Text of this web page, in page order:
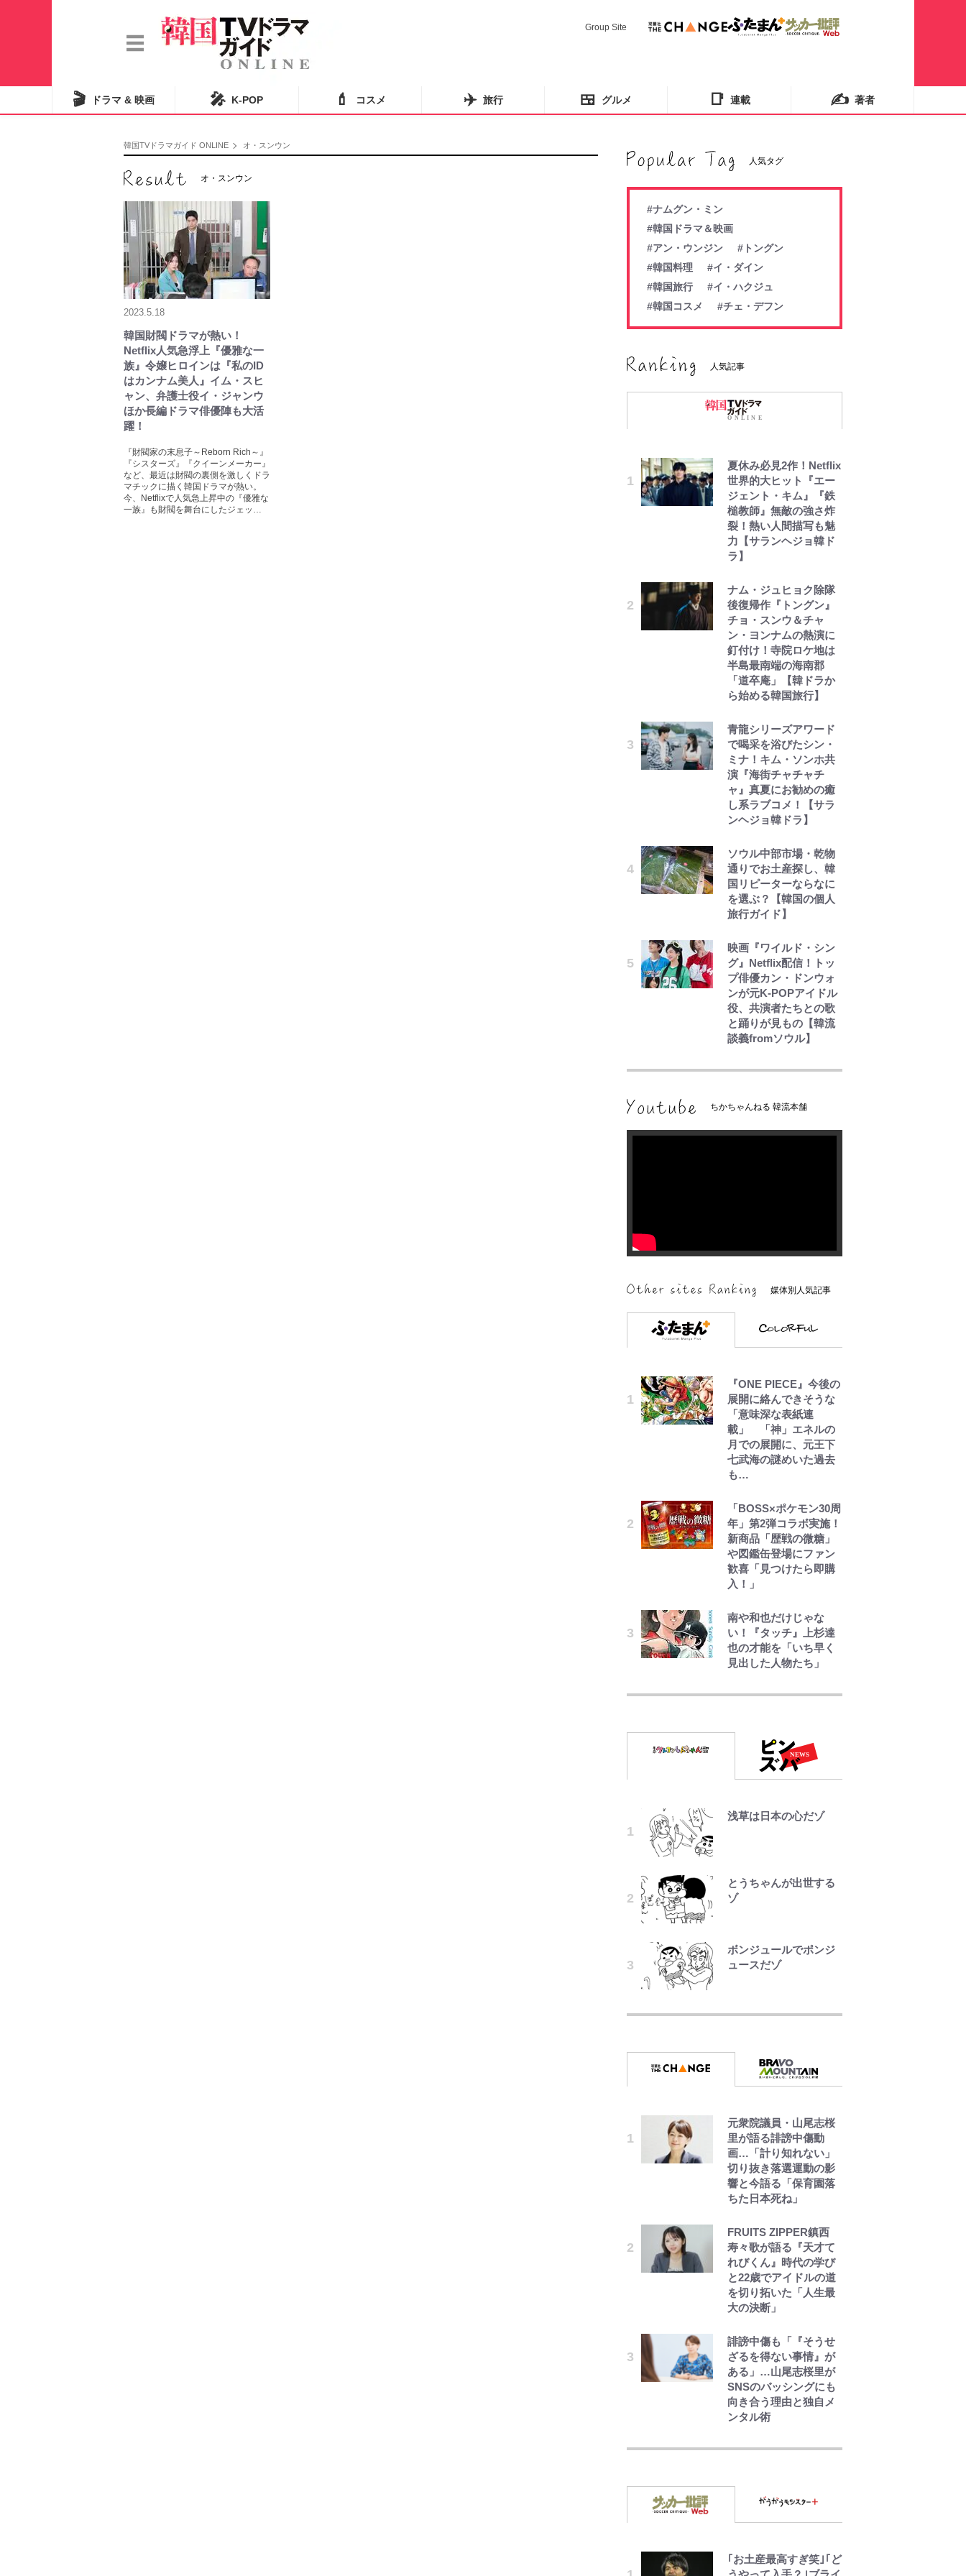
Group Site
🎬 ドラマ & 映画 🎤 K-POP 💄 コスメ ✈️ 旅行 🍱 グルメ 📑 連載 ✍️ 著者
韓国TVドラマガイド ONLINE オ・スンウン
オ・スンウン
2023.5.18
韓国財閥ドラマが熱い！
Netflix人気急浮上『優雅な一
族』令嬢ヒロインは『私のID
はカンナム美人』イム・スヒ
ャン、弁護士役イ・ジャンウ
ほか長編ドラマ俳優陣も大活
躍！
『財閥家の末息子～Reborn Rich～』
『シスターズ』『クイーンメーカー』
など、最近は財閥の裏側を激しくドラ
マチックに描く韓国ドラマが熱い。
今、Netflixで人気急上昇中の『優雅な
一族』も財閥を舞台にしたジェッ…
人気タグ
#ナムグン・ミン
#韓国ドラマ＆映画
#アン・ウンジン
#トングン
#韓国料理
#イ・ダイン
#韓国旅行
#イ・ハクジュ
#韓国コスメ
#チェ・デフン
人気記事
夏休み必見2作！Netflix
世界的大ヒット『エー
ジェント・キム』『鉄
槌教師』無敵の強さ炸
裂！熱い人間描写も魅
力【サランヘジョ韓ド
ラ】
ナム・ジュヒョク除隊
後復帰作『トングン』
チョ・スンウ＆チャ
ン・ヨンナムの熱演に
釘付け！寺院ロケ地は
半島最南端の海南郡
「道卒庵」【韓ドラか
ら始める韓国旅行】
青龍シリーズアワード
で喝采を浴びたシン・
ミナ！キム・ソンホ共
演『海街チャチャチ
ャ』真夏にお勧めの癒
し系ラブコメ！【サラ
ンヘジョ韓ドラ】
ソウル中部市場・乾物
通りでお土産探し、韓
国リピーターならなに
を選ぶ？【韓国の個人
旅行ガイド】
映画『ワイルド・シン
グ』Netflix配信！トッ
プ俳優カン・ドンウォ
ンが元K-POPアイドル
役、共演者たちとの歌
と踊りが見もの【韓流
談義fromソウル】
ちかちゃんねる 韓流本舗
媒体別人気記事
『ONE PIECE』今後の
展開に絡んできそうな
「意味深な表紙連
載」 「神」エネルの
月での展開に、元王下
七武海の謎めいた過去
も…
「BOSS×ポケモン30周
年」第2弾コラボ実施！
新商品「歴戦の微糖」
や図鑑缶登場にファン
歓喜「見つけたら即購
入！」
南や和也だけじゃな
い！『タッチ』上杉達
也の才能を「いち早く
見出した人物たち」
1回
第3回 出版までの道の
り・その2
レビュー『仮面家族』
浅草は日本の心だゾ
とうちゃんが出世する
ゾ
ボンジュールでポンジ
ュースだゾ
第1子妊娠中の田中みな
リ衣装にも意見続々
三山凌輝「無反省メー
ル」文春第2弾で“一家
の限界”報道も
【川口春奈と結婚】板
倉滉は「めっちゃモテ
落・包容力…超愛され
る日本代表
元衆院議員・山尾志桜
里が語る誹謗中傷動
画…「計り知れない」
切り抜き落選運動の影
響と今語る「保育園落
ちた日本死ね」
FRUITS ZIPPER鎮西
寿々歌が語る『天才て
れびくん』時代の学び
と22歳でアイドルの道
を切り拓いた「人生最
大の決断」
誹謗中傷も「『そうせ
ざるを得ない事情』が
ある」…山尾志桜里が
SNSのバッシングにも
向き合う理由と独自メ
ンタル術
「キャンプツーリン
序や位置」積載のコツ
とは？「実体験レポ」
アユは「怒らせて掛け
る」魚だった！ ルアー
｢お土産最高すぎ笑｣｢ど